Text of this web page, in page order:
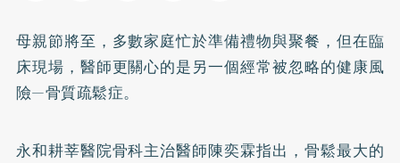
母親節將至，多數家庭忙於準備禮物與聚餐，但在臨
床現場，醫師更關心的是另一個經常被忽略的健康風
險—骨質疏鬆症。
永和耕莘醫院骨科主治醫師陳奕霖指出，骨鬆最大的